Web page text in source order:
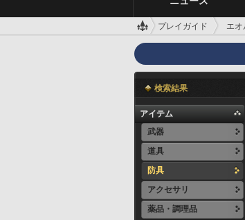
プレイガイド エ
検索結果
アイテム
武器
道具
防具
アクセサリ
薬品・調理品